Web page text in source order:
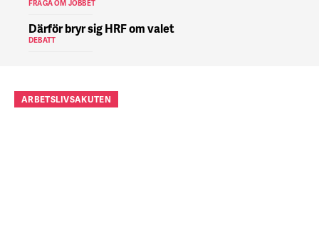
FRÅGA OM JOBBET
Därför bryr sig HRF om valet
DEBATT
ARBETSLIVSAKUTEN